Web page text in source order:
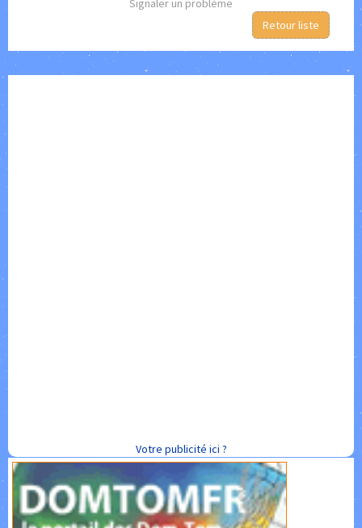
Signaler un problème
Retour liste
Votre publicité ici ?